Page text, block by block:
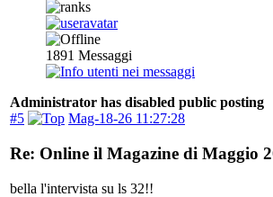
1891 Messaggi
Administrator has disabled public posting
#5
Mag-18-26 11:27:28
Re: Online il Magazine di Maggio
bella l'intervista su ls 32!!